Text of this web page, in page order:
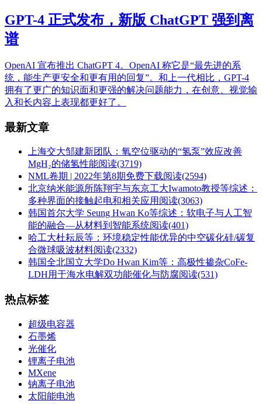
GPT-4 正式发布，新版 ChatGPT 强到离
谱
OpenAI 宣布推出 ChatGPT 4。OpenAI 称它是“最先进的系
统，能生产更安全和更有用的回复”。和上一代相比，GPT-4
拥有了更广的知识面和更强的解决问题能力，在创意、视觉输
入和长内容上表现都更好了。
最新文章
上海交大邹建新团队：氧空位驱动的“氢泵”效应改善
MgH₂的储氢性能阅读(3719)
NML卷期 | 2022年第8期免费下载阅读(2594)
北京纳米能源所陈翔宇与东京工大Iwamoto教授等综述：
多种界面的接触起电和相关应用 阅读(3063)
韩国首尔大学 Seung Hwan Ko等综述：软电子与人工智
能的融合—从材料到智能系统阅读(401)
哈工大杜耘辰等：环境稳定性能优异的中空碳化硅/碳复
合微球吸波材料阅读(2332)
韩国全北国立大学Do Hwan Kim等：高极性掺杂CoFe-
LDH用于海水电解双功能催化与防腐阅读(531)
热点标签
超级电容器
石墨烯
光催化
锂离子电池
MXene
钠离子电池
太阳能电池